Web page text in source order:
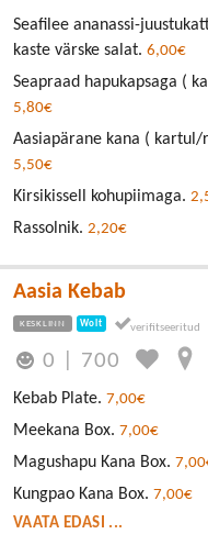
Seafilee ananassi-
kaste värske salat. 6,00€
Seapraad hapukapsaga (
5,80€
Aasiapärane kana (
5,50€
Kirsikissell kohupiimaga.
Rassolnik. 2,20€
Aasia Kebab
KESKLINN Wolt
0 700
Kebab Plate. 7,00€
Meekana Box. 7,00€
Magushapu Kana Box.
Kungpao Kana Box. 7,00€
VAATA EDASI ...